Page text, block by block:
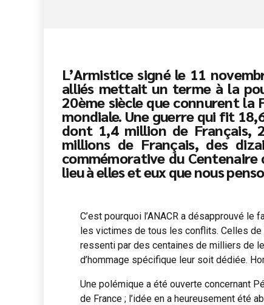
L’Armistice signé le 11
alliés mettait un terme à la
20ème siècle que connurent la
mondiale. Une guerre qui fit
dont 1,4 million de Français,
millions de Français, des
commémorative du Centenaire
lieu à elles et eux que nous
C’est pourquoi l’ANACR a désapprouvé le
les victimes de tous les conflits. Celles de
ressenti par des centaines de milliers de
d’hommage spécifique leur soit dédiée.
Une polémique a été ouverte concernant
de France ; l’idée en a heureusement été